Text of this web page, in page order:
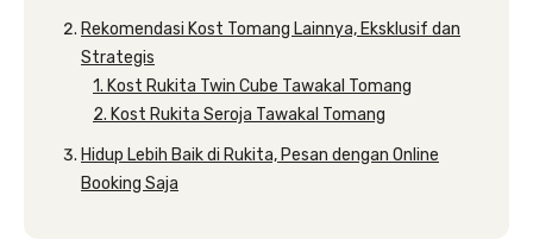
Rekomendasi Kost Tomang Lainnya, Eksklusif dan
Strategis
1. Kost Rukita Twin Cube Tawakal Tomang
2. Kost Rukita Seroja Tawakal Tomang
Hidup Lebih Baik di Rukita, Pesan dengan Online
Booking Saja